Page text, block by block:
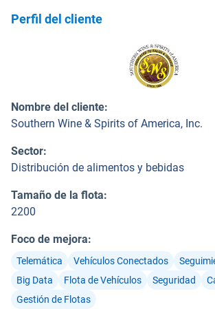
Perfil del cliente
Nombre del cliente:
Southern Wine & Spirits of America, Inc.
Sector:
Distribución de alimentos y bebidas
Tamaño de la flota:
2200
Foco de mejora:
Telemática Vehículos Conectados
Big Data
Flota de Vehículos Seguridad
Gestión de Flotas